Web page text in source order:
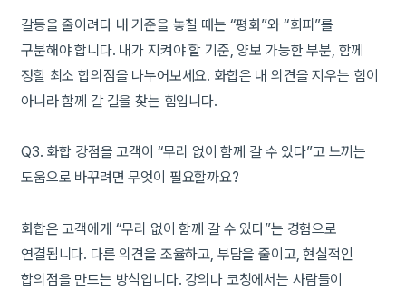
갈등을 줄이려다 내 기준을 놓칠 때는 “평화”와 “회피”를
구분해야 합니다. 내가 지켜야 할 기준, 양보 가능한 부분, 함께
정할 최소 합의점을 나누어보세요. 화합은 내 의견을 지우는 힘이
아니라 함께 갈 길을 찾는 힘입니다.
Q3. 화합 강점을 고객이 “무리 없이 함께 갈 수 있다”고 느끼는
도움으로 바꾸려면 무엇이 필요할까요?
화합은 고객에게 “무리 없이 함께 갈 수 있다”는 경험으로
연결됩니다. 다른 의견을 조율하고, 부담을 줄이고, 현실적인
합의점을 만드는 방식입니다. 강의나 코칭에서는 사람들이